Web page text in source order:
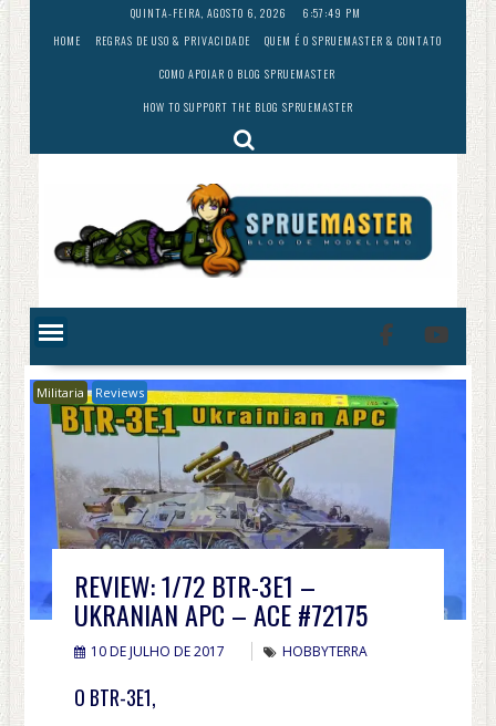
Skip
to
content
QUINTA-FEIRA, AGOSTO 6, 2026
6:57:50 PM
HOME
REGRAS DE USO & PRIVACIDADE
QUEM É O SPRUEMASTER & CONTATO
COMO APOIAR O BLOG SPRUEMASTER
HOW TO SUPPORT THE BLOG SPRUEMASTER
Militaria Reviews
REVIEW: 1/72 BTR-3E1 –
UKRANIAN APC – ACE #72175
10 DE JULHO DE 2017 HOBBYTERRA
O BTR-3E1,